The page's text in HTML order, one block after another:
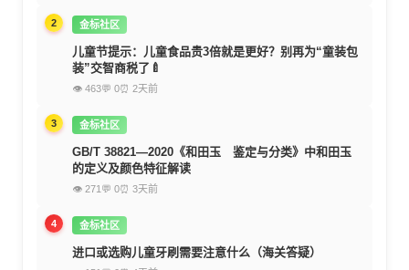
2 金标社区
儿童节提示：儿童食品贵3倍就是更好？别再为“童装包
装”交智商税了🍼
👁 463💬 0⏰ 2天前
3 金标社区
GB/T 38821—2020《和田玉 鉴定与分类》中和田玉
的定义及颜色特征解读
👁 271 💬 0⏰ 3天前
4 金标社区
进口或选购儿童牙刷需要注意什么（海关答疑）